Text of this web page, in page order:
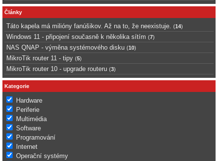
Články
Táto kapela má milióny fanúšikov. Až na to, že neexistuje. (14)
Windows 11 - připojení současně k několika sítím (7)
NAS QNAP - výměna systémového disku (10)
MikroTik router 11 - tipy (5)
MikroTik router 10 - upgrade routeru (3)
Kategorie
Hardware
Periferie
Multimédia
Software
Programování
Internet
Operační systémy